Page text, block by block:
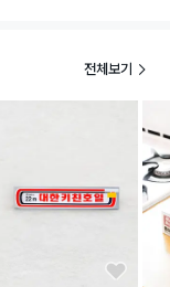
전체보기